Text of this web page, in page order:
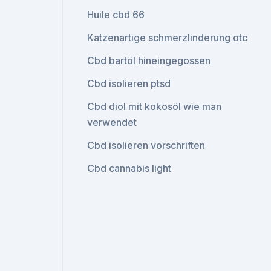
Huile cbd 66
Katzenartige schmerzlinderung otc
Cbd bartöl hineingegossen
Cbd isolieren ptsd
Cbd diol mit kokosöl wie man
verwendet
Cbd isolieren vorschriften
Cbd cannabis light